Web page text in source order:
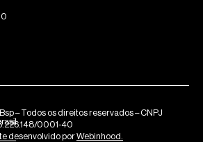
– Todos os direitos reservados – CNPJ
0001-40
desenvolvido porWebinhood.